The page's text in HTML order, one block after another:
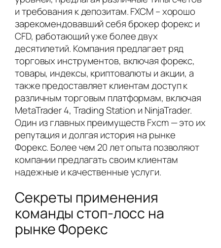
и требования к депозитам. FXCM – хорошо
зарекомендовавший себя брокер форекс и
CFD, работающий уже более двух
десятилетий. Компания предлагает ряд
торговых инструментов, включая форекс,
товары, индексы, криптовалюты и акции, а
также предоставляет клиентам доступ к
различным торговым платформам, включая
MetaTrader 4, Trading Station и NinjaTrader.
Один из главных преимуществ Fxcm — это их
репутация и долгая история на рынке
Форекс. Более чем 20 лет опыта позволяют
компании предлагать своим клиентам
надежные и качественные услуги.
Секреты применения
команды стоп-лосс на
рынке Форекс